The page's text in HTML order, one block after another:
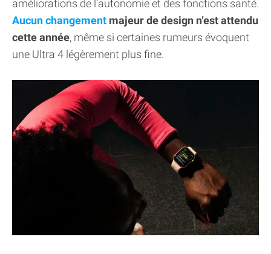
améliorations de l’autonomie et des fonctions santé.
Aucun changement majeur de design n’est attendu
cette année, même si certaines rumeurs évoquent
une Ultra 4 légèrement plus fine.